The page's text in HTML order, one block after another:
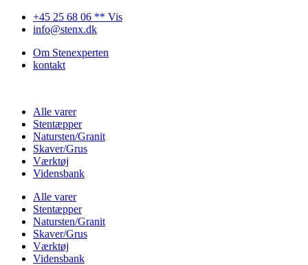
Videre+45 25 68 06 ** Vis
info@stenx.dk
Om Stenexperten
kontakt
Alle varer
Stentæpper
Natursten/Granit
Skaver/Grus
Værktøj
Vidensbank
Alle varer
Stentæpper
Natursten/Granit
Skaver/Grus
Værktøj
Vidensbank